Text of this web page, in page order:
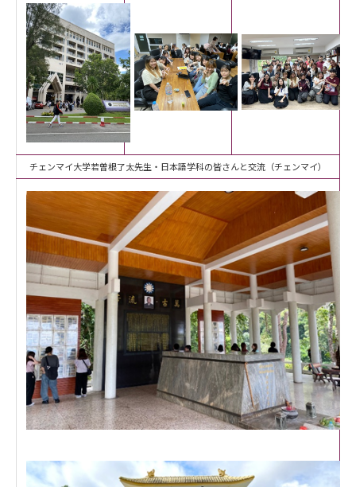
チェンマイ大学若曽根了太先生・日本語学科の皆さんと交流（チェンマイ）